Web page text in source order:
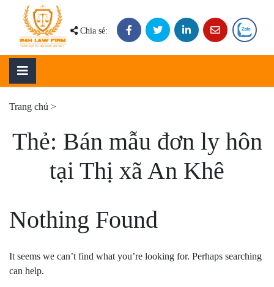
content
Chia sẻ:
Trang chủ >
Thẻ: Bán mẫu đơn ly hôn
tại Thị xã An Khê
Nothing Found
It seems we can’t find what you’re looking for. Perhaps searching
can help.